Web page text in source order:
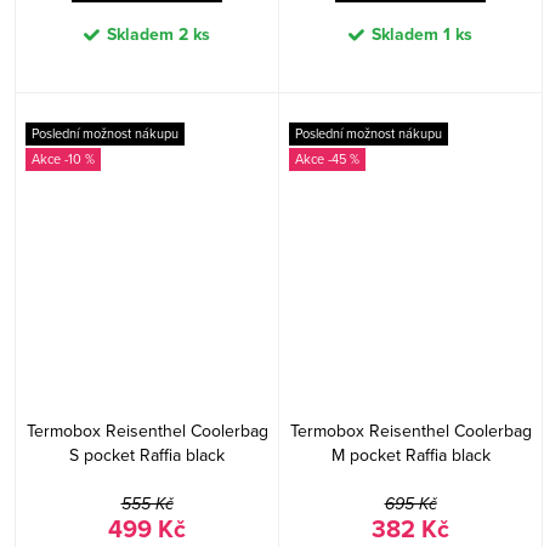
Skladem 2 ks Skladem 1 ks
Poslední možnost nákupu
-10 %
Termobox Reisenthel Coolerbag
S pocket Raffia black
555 Kč
499 Kč
Poslední možnost nákupu
-45 %
Termobox Reisenthel Coolerbag
M pocket Raffia black
695 Kč
382 Kč